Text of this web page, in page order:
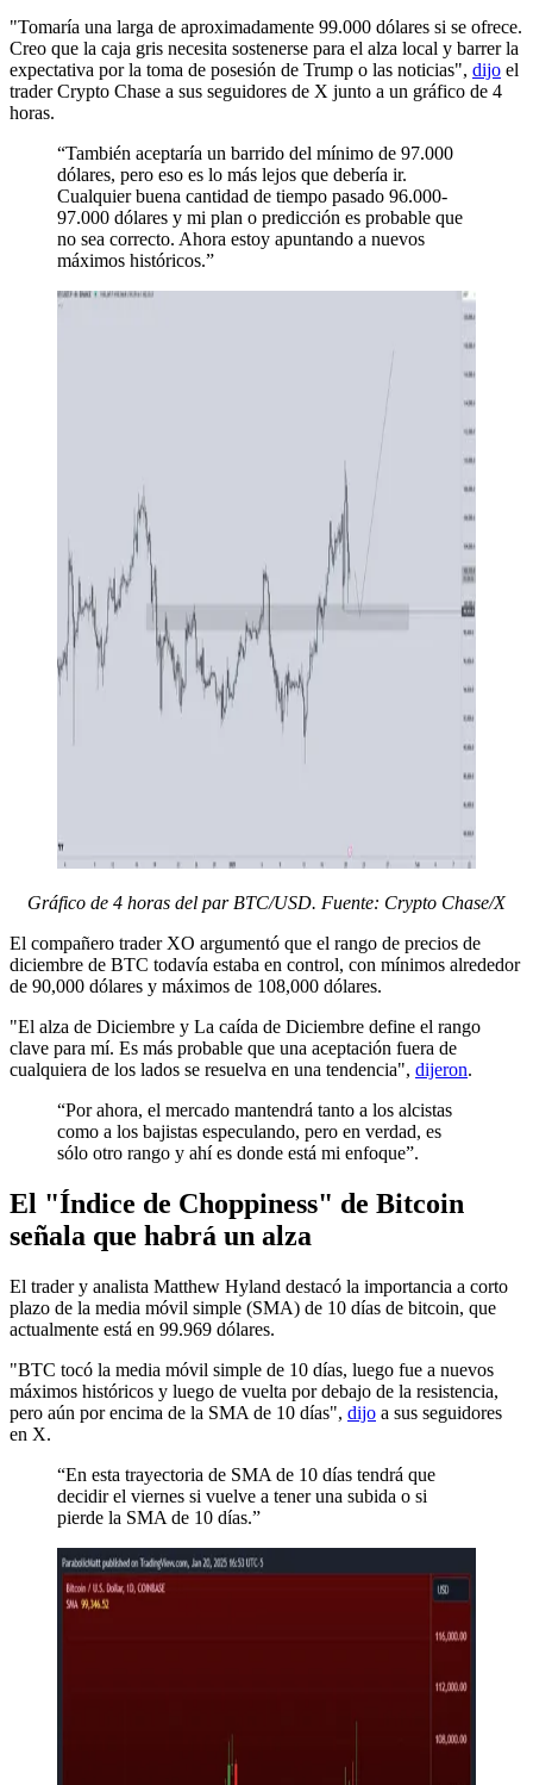
"Tomaría una larga de aproximadamente 99.000 dólares si se ofrece.
Creo que la caja gris necesita sostenerse para el alza local y barrer la
expectativa por la toma de posesión de Trump o las noticias", dijo el
trader Crypto Chase a sus seguidores de X junto a un gráfico de 4
horas.
“También aceptaría un barrido del mínimo de 97.000
dólares, pero eso es lo más lejos que debería ir.
Cualquier buena cantidad de tiempo pasado 96.000-
97.000 dólares y mi plan o predicción es probable que
no sea correcto. Ahora estoy apuntando a nuevos
máximos históricos.”
Gráfico de 4 horas del par BTC/USD. Fuente: Crypto Chase/X
El compañero trader XO argumentó que el rango de precios de
diciembre de BTC todavía estaba en control, con mínimos alrededor
de 90,000 dólares y máximos de 108,000 dólares.
"El alza de Diciembre y La caída de Diciembre define el rango
clave para mí. Es más probable que una aceptación fuera de
cualquiera de los lados se resuelva en una tendencia", dijeron.
“Por ahora, el mercado mantendrá tanto a los alcistas
como a los bajistas especulando, pero en verdad, es
sólo otro rango y ahí es donde está mi enfoque”.
El "Índice de Choppiness" de Bitcoin
señala que habrá un alza
El trader y analista Matthew Hyland destacó la importancia a corto
plazo de la media móvil simple (SMA) de 10 días de bitcoin, que
actualmente está en 99.969 dólares.
"BTC tocó la media móvil simple de 10 días, luego fue a nuevos
máximos históricos y luego de vuelta por debajo de la resistencia,
pero aún por encima de la SMA de 10 días", dijo a sus seguidores
en X.
“En esta trayectoria de SMA de 10 días tendrá que
decidir el viernes si vuelve a tener una subida o si
pierde la SMA de 10 días.”